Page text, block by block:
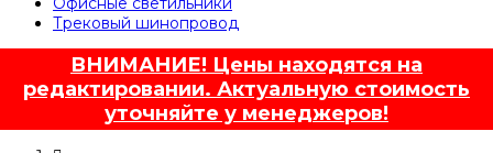
Трековый шинопровод
ВНИМАНИЕ! Цены находятся на
редактировании. Актуальную стоимость
уточняйте у менеджеров!